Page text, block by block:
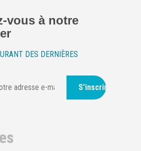
vous à notre
DES DERNIÈRES
S'inscrire